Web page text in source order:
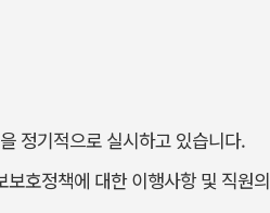
정기적으로 실시하고 있습니다.
호정책에 대한 이행사항 및 직원의